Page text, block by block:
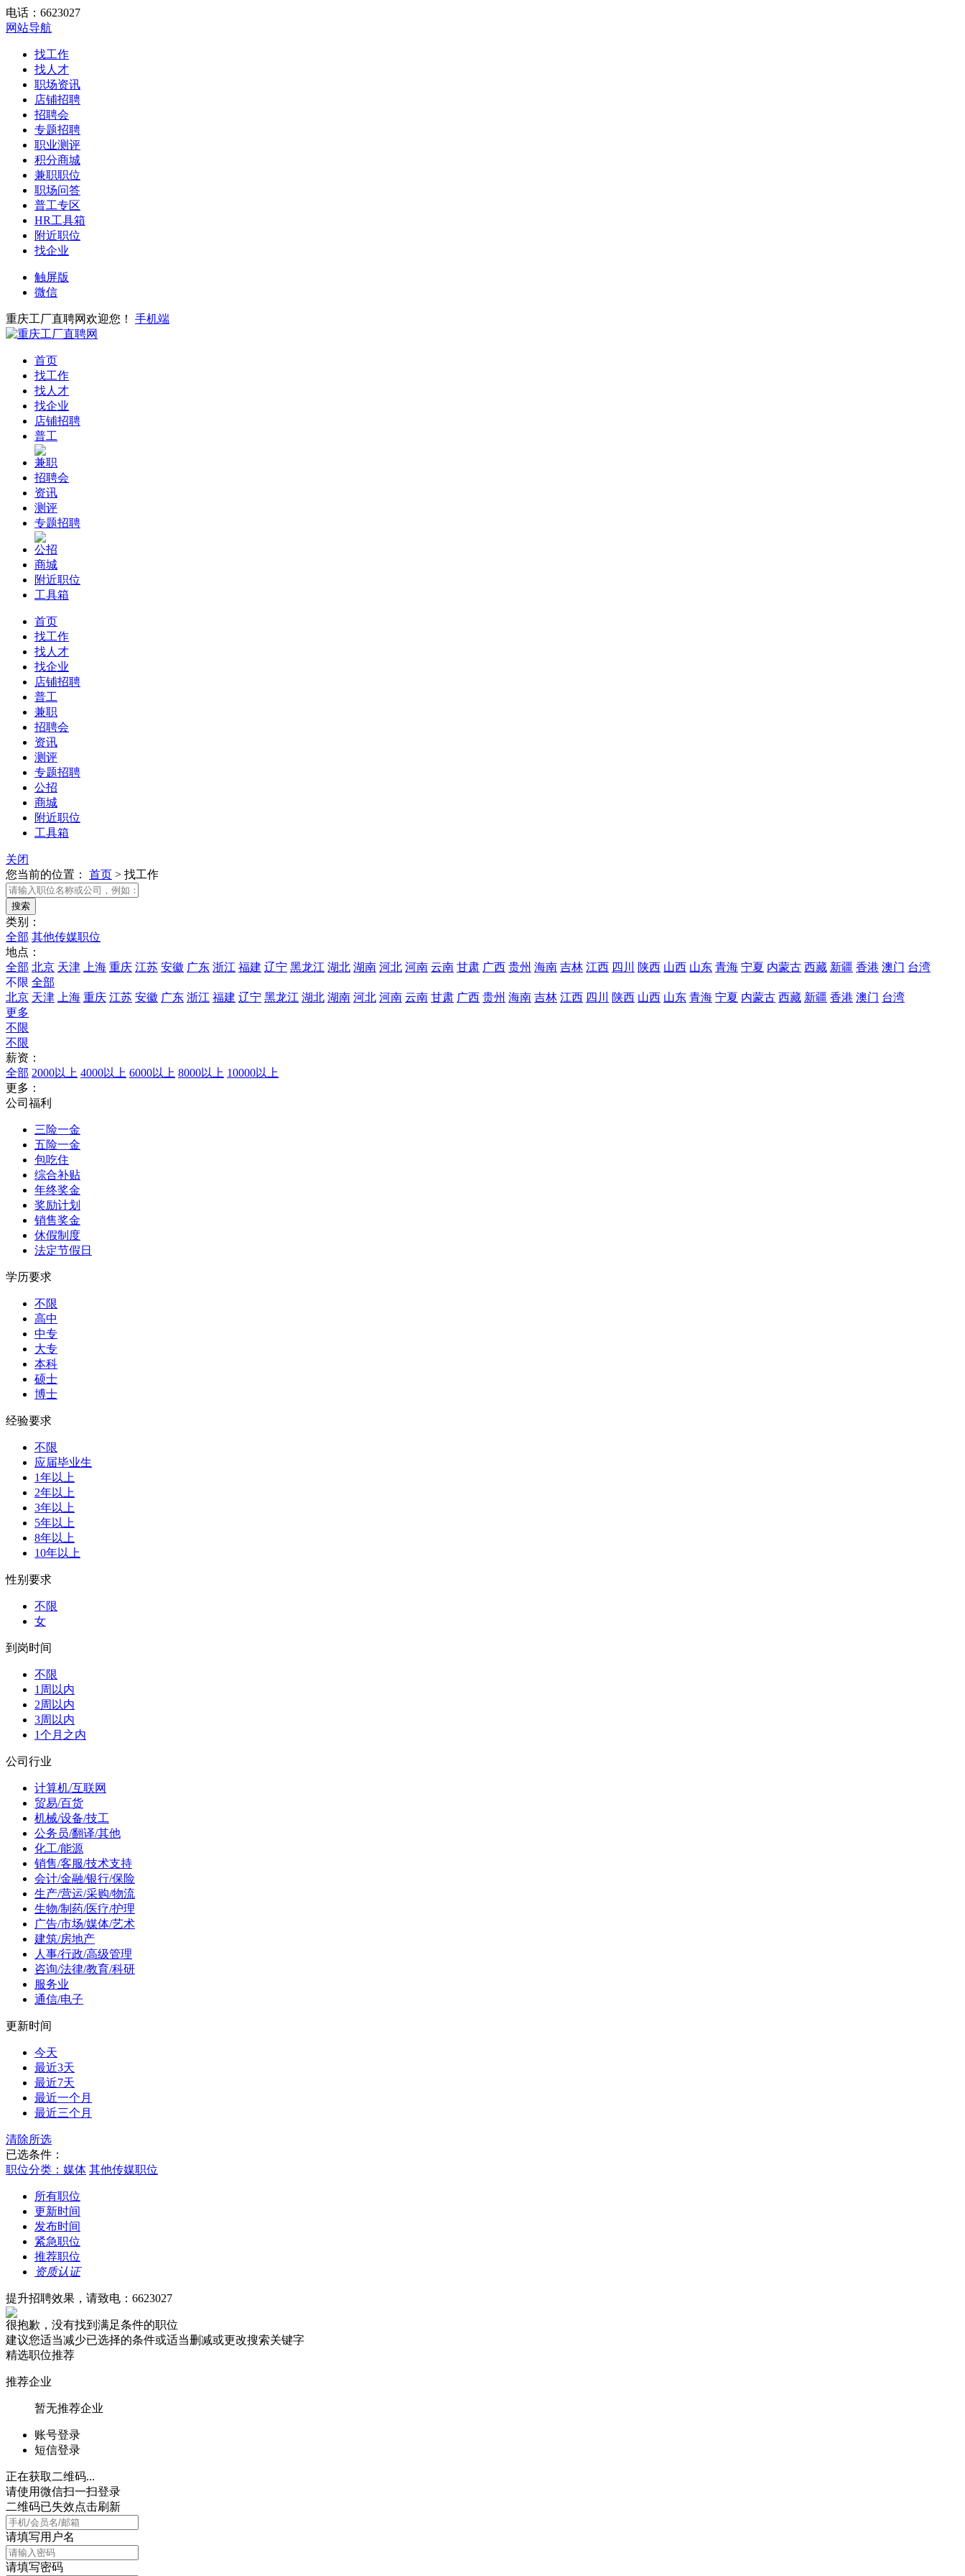
电话：6623027
网站导航
找工作
找人才
职场资讯
店铺招聘
招聘会
专题招聘
职业测评
积分商城
兼职职位
职场问答
普工专区
HR工具箱
附近职位
找企业
触屏版
微信
重庆工厂直聘网欢迎您！ 手机端
首页
找工作
找人才
找企业
店铺招聘
普工
兼职
招聘会
资讯
测评
专题招聘
公招
商城
附近职位
工具箱
首页
找工作
找人才
找企业
店铺招聘
普工
兼职
招聘会
资讯
测评
专题招聘
公招
商城
附近职位
工具箱
关闭
您当前的位置： 首页 > 找工作
类别：
全部 其他传媒职位
地点：
全部 北京 天津 上海 重庆 江苏 安徽 广东 浙江 福建 辽宁 黑龙江 湖北 湖南 河北 河南 云南 甘肃 广西 贵州 海南 吉林 江西 四川 陕西 山西 山东 青海 宁夏 内蒙古 西藏 新疆 香港 澳门 台湾
不限 全部
北京 天津 上海 重庆 江苏 安徽 广东 浙江 福建 辽宁 黑龙江 湖北 湖南 河北 河南 云南 甘肃 广西 贵州 海南 吉林 江西 四川 陕西 山西 山东 青海 宁夏 内蒙古 西藏 新疆 香港 澳门 台湾
更多
不限
不限
薪资：
全部 2000以上 4000以上 6000以上 8000以上 10000以上
更多：
公司福利
三险一金
五险一金
包吃住
综合补贴
年终奖金
奖励计划
销售奖金
休假制度
法定节假日
学历要求
不限
高中
中专
大专
本科
硕士
博士
经验要求
不限
应届毕业生
1年以上
2年以上
3年以上
5年以上
8年以上
10年以上
性别要求
不限
女
到岗时间
不限
1周以内
2周以内
3周以内
1个月之内
公司行业
计算机/互联网
贸易/百货
机械/设备/技工
公务员/翻译/其他
化工/能源
销售/客服/技术支持
会计/金融/银行/保险
生产/营运/采购/物流
生物/制药/医疗/护理
广告/市场/媒体/艺术
建筑/房地产
人事/行政/高级管理
咨询/法律/教育/科研
服务业
通信/电子
更新时间
今天
最近3天
最近7天
最近一个月
最近三个月
清除所选
已选条件：
职位分类：媒体 其他传媒职位
所有职位
更新时间
发布时间
紧急职位
推荐职位
资质认证
提升招聘效果，请致电：6623027
很抱歉，没有找到满足条件的职位
建议您适当减少已选择的条件或适当删减或更改搜索关键字
精选职位推荐
推荐企业
暂无推荐企业
账号登录
短信登录
正在获取二维码...
请使用微信扫一扫登录
二维码已失效点击刷新
请填写用户名
请填写密码